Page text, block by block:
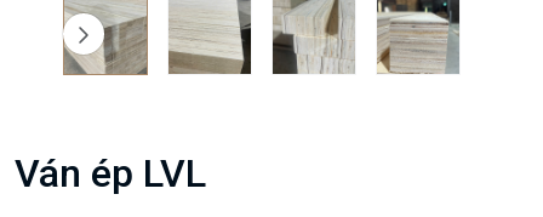
Ván ép LVL